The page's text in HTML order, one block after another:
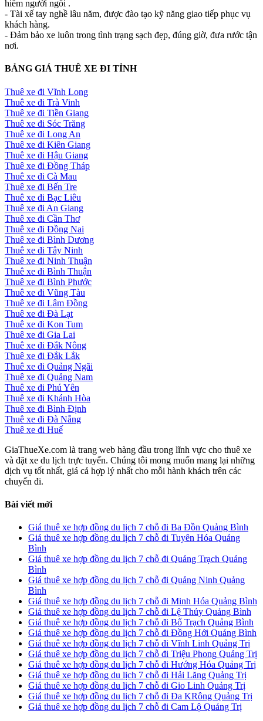
hiểm người ngồi .
- Tài xế tay nghề lâu năm, được đào tạo kỹ năng giao tiếp phục vụ
khách hàng.
- Đảm bảo xe luôn trong tình trạng sạch đẹp, đúng giờ, đưa rước tận
nơi.
BẢNG GIÁ THUÊ XE ĐI TỈNH
Thuê xe đi Vĩnh Long
Thuê xe đi Trà Vinh
Thuê xe đi Tiền Giang
Thuê xe đi Sóc Trăng
Thuê xe đi Long An
Thuê xe đi Kiên Giang
Thuê xe đi Hậu Giang
Thuê xe đi Đồng Tháp
Thuê xe đi Cà Mau
Thuê xe đi Bến Tre
Thuê xe đi Bạc Liêu
Thuê xe đi An Giang
Thuê xe đi Cần Thơ
Thuê xe đi Đồng Nai
Thuê xe đi Bình Dương
Thuê xe đi Tây Ninh
Thuê xe đi Ninh Thuận
Thuê xe đi Bình Thuận
Thuê xe đi Bình Phước
Thuê xe đi Vũng Tàu
Thuê xe đi Lâm Đồng
Thuê xe đi Đà Lạt
Thuê xe đi Kon Tum
Thuê xe đi Gia Lai
Thuê xe đi Đắk Nông
Thuê xe đi Đắk Lắk
Thuê xe đi Quảng Ngãi
Thuê xe đi Quảng Nam
Thuê xe đi Phú Yên
Thuê xe đi Khánh Hòa
Thuê xe đi Bình Định
Thuê xe đi Đà Nẵng
Thuê xe đi Huế
GiaThueXe.com là trang web hàng đầu trong lĩnh vực cho thuê xe
và đặt xe du lịch trực tuyến. Chúng tôi mong muốn mang lại những
dịch vụ tốt nhất, giá cả hợp lý nhất cho mỗi hành khách trên các
chuyến đi.
Bài viết mới
Giá thuê xe hợp đồng du lịch 7 chỗ đi Ba Đồn Quảng Bình
Giá thuê xe hợp đồng du lịch 7 chỗ đi Tuyên Hóa Quảng
Bình
Giá thuê xe hợp đồng du lịch 7 chỗ đi Quảng Trạch Quảng
Bình
Giá thuê xe hợp đồng du lịch 7 chỗ đi Quảng Ninh Quảng
Bình
Giá thuê xe hợp đồng du lịch 7 chỗ đi Minh Hóa Quảng Bình
Giá thuê xe hợp đồng du lịch 7 chỗ đi Lệ Thủy Quảng Bình
Giá thuê xe hợp đồng du lịch 7 chỗ đi Bố Trạch Quảng Bình
Giá thuê xe hợp đồng du lịch 7 chỗ đi Đồng Hới Quảng Bình
Giá thuê xe hợp đồng du lịch 7 chỗ đi Vĩnh Linh Quảng Trị
Giá thuê xe hợp đồng du lịch 7 chỗ đi Triệu Phong Quảng Trị
Giá thuê xe hợp đồng du lịch 7 chỗ đi Hướng Hóa Quảng Trị
Giá thuê xe hợp đồng du lịch 7 chỗ đi Hải Lăng Quảng Trị
Giá thuê xe hợp đồng du lịch 7 chỗ đi Gio Linh Quảng Trị
Giá thuê xe hợp đồng du lịch 7 chỗ đi Đa KRông Quảng Trị
Giá thuê xe hợp đồng du lịch 7 chỗ đi Cam Lộ Quảng Trị